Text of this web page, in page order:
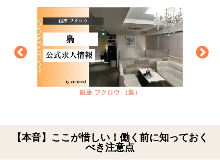
銀座 フクロウ （梟）
【本音】ここが惜しい！働く前に知っておく
べき注意点